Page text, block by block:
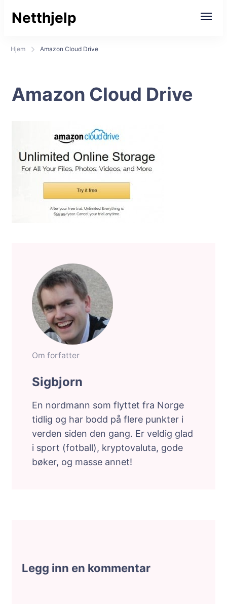
Netthjelp
Hjem Amazon Cloud Drive
Amazon Cloud Drive
Om forfatter
Sigbjorn
En nordmann som flyttet fra Norge
tidlig og har bodd på flere punkter i
verden siden den gang. Er veldig glad
i sport (fotball), kryptovaluta, gode
bøker, og masse annet!
Legg inn en kommentar